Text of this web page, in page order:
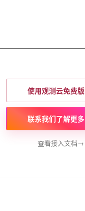
使用观测云免费版
联系我们了解更多
查看接入文档→